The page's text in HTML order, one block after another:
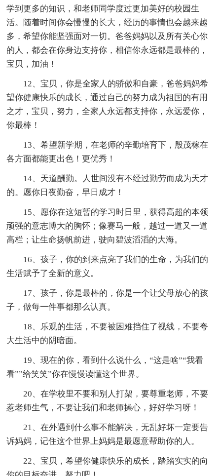
学到更多的知识，和老师同学度过更加美好的校园生
活。随着时间你会慢慢的长大，经历的事情也会越来越
多，希望你能坚强面对一切。爸爸妈妈以及所有关心你
的人，都会在你身边支持你，相信你永远都是最棒的，
宝贝，加油！
12、宝贝，你是全家人的骄傲和自豪，爸爸妈妈希
望你健康快乐的成长，通过自己的努力成为祖国的有用
之才，宝贝，努力，全家人永远都支持你，永远爱你，
你最棒！
13、希望新学期，在老师的辛勤培育下，殷茂稼在
各方面都能更出色！更优秀！
14、天道酬勤。人世间没有不经过勤劳而成为天才
的。愿你日夜勤奋，早日成才！
15、愿你在这短暂的学习时日里，获得高超的本领
顽强的意志博大的胸怀；像赛马一般，越过一道又一道
高栏；让生命扬帆前进，驶向碧波滔滔的大海。
16、孩子，你的到来点亮了我们的生命，为我们的
生活赋予了全新的意义。
17、孩子，你是最棒的，你是一个让父母放心的孩
子，做每一件事都那么认真。
18、乐观的生活，不要被困难挡住了视线，不要夸
大生活中的阴暗面。
19、现在的你，看到什么说什么，“这是啥”“我看
看””给笑笑”你在慢慢读懂这个世界。
20、在学校里不要和别人打架，要尊重老师，不要
惹老师生气，不要让我们和老师操心，好好学习呀！
21、在外遇到什么事不能解决，无乱好坏一定要告
诉妈妈，记住这个世界上妈妈是最愿意帮助你的人。
22、宝贝，希望你健康快乐的成长，踏踏实实的向